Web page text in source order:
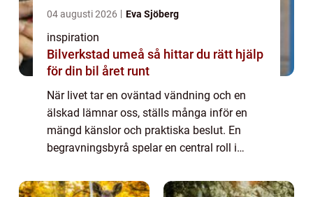
04 augusti 2026 Eva Sjöberg
inspiration
Bilverkstad umeå så hittar du rätt hjälp
för din bil året runt
När livet tar en oväntad vändning och en
älskad lämnar oss, ställs många inför en
mängd känslor och praktiska beslut. En
begravningsbyrå spelar en central roll i